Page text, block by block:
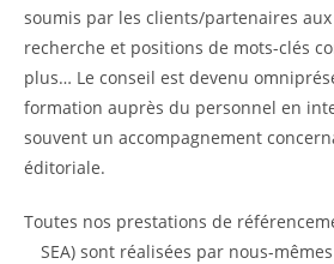
soumis par les clients/partenaires aux
recherche et positions de mots-clés
plus… Le conseil est devenu
formation auprès du personnel en
souvent un accompagnement
éditoriale.
Toutes nos prestations de
SEA) sont réalisées par nous-